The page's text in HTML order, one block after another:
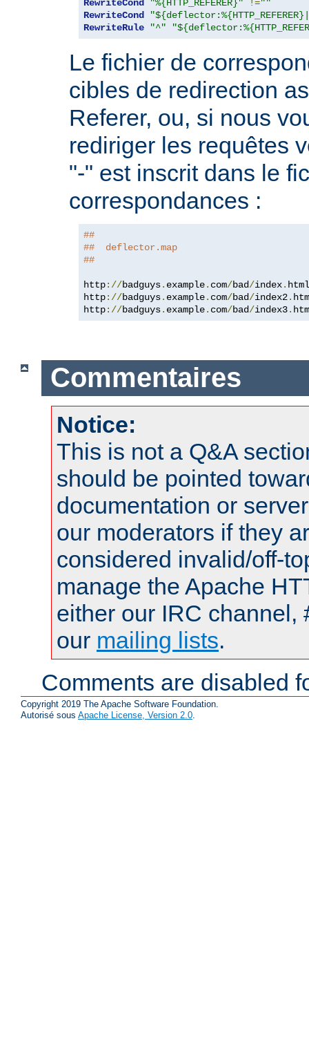
RewriteCond "%{HTTP_REFERER}" !=""
RewriteCond
RewriteRule
"^"
Le fichier de
cibles de redirection
Referer, ou, si nous
rediriger les requêtes
"-" est inscrit dans le
correspondances :
##
##  deflector.map
##
http://badguys. example. com/bad/index.
http://badguys. example. com/bad/index2.
http://badguys. example. com/bad/index3.
Commentaires
Notice:
This is not a Q&A
should be pointed
documentation or
our moderators if they
considered invalid/off-
manage the Apache
either our IRC channel,
our mailing lists.
Comments are disabled
Copyright 2019 The Apache Software Foundation.
Autorisé sous Apache License, Version 2.0